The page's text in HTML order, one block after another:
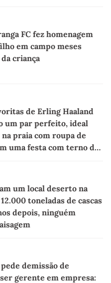
FC fez homenagem
em campo meses
criança
de Erling Haaland
um par perfeito, ideal
praia com roupa de
uma festa com terno de
um local deserto na
toneladas de cascas
depois, ninguém
demissão de
gerente em empresa: